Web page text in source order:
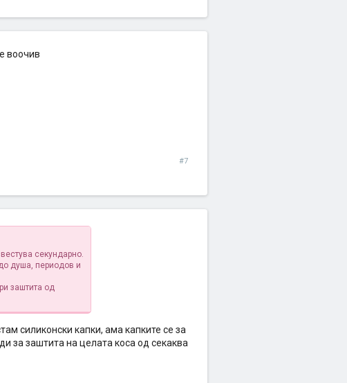
воочив
#7
секундарно.
душа, периодов и
заштита од
силиконски капки, ама капките се за
за заштита на целата коса од секаква